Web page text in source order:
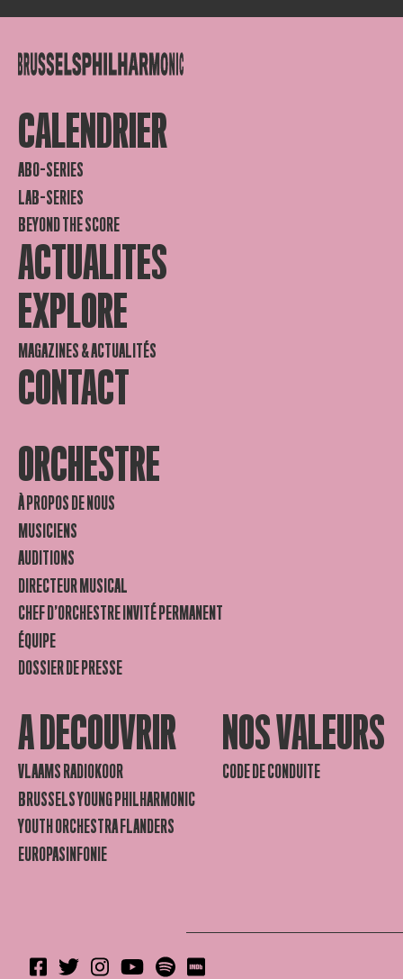
CALENDRIER
ABO-SERIES
LAB-SERIES
BEYOND THE SCORE
ACTUALITES
EXPLORE
MAGAZINES & ACTUALITÉS
CONTACT
ORCHESTRE
À PROPOS DE NOUS
MUSICIENS
AUDITIONS
DIRECTEUR MUSICAL
CHEF D’ORCHESTRE INVITÉ PERMANENT
ÉQUIPE
DOSSIER DE PRESSE
A DECOUVRIR
VLAAMS RADIOKOOR
BRUSSELS YOUNG PHILHARMONIC
YOUTH ORCHESTRA FLANDERS
EUROPASINFONIE
NOS VALEURS
CODE DE CONDUITE